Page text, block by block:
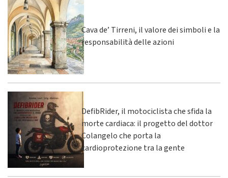
Cava de’ Tirreni, il valore dei simboli e la
responsabilità delle azioni
DefibRider, il motociclista che sfida la
morte cardiaca: il progetto del dottor
Colangelo che porta la
cardioprotezione tra la gente